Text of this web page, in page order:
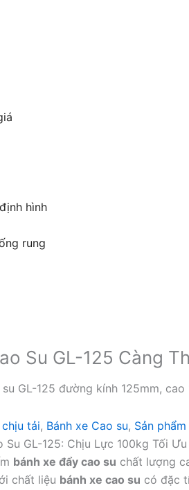
hình
rung
Su GL-125 Càng
GL-125 đường kính 125mm,
chịu tải, Bánh xe Cao su, Sản
Su GL-125: Chịu Lực 100kg Tối
bánh xe đẩy cao su chất lượng
chất liệu bánh xe cao su có đặc